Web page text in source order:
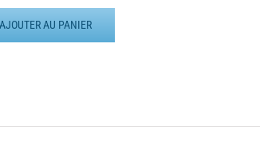
AJOUTER AU PANIER